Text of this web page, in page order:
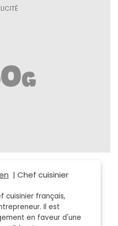
| Chef cuisinier
cuisinier français,
Il est
en faveur d'une